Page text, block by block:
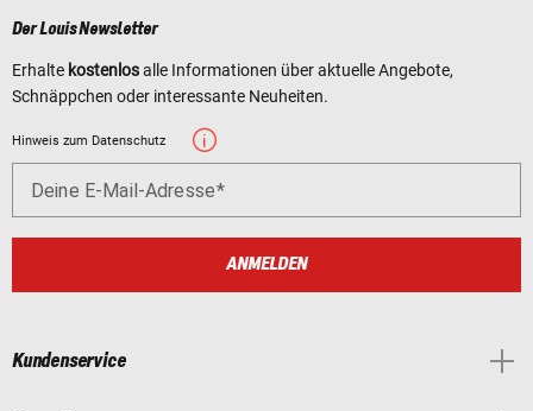
Der Louis Newsletter
Erhalte kostenlosalle Informationen über aktuelle Angebote,
Schnäppchen oder interessante Neuheiten.
Hinweis zum Datenschutz
Deine E-Mail-Adresse
ANMELDEN
Kundenservice